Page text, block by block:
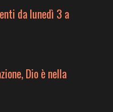
da lunedì 3 a
Dio è nella